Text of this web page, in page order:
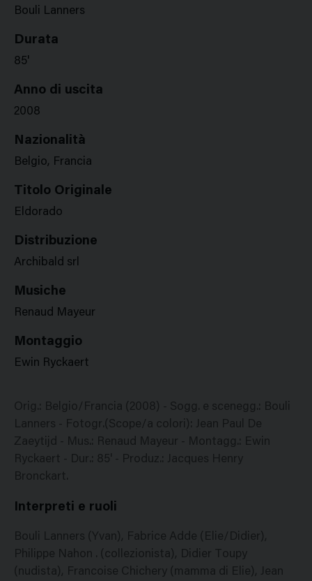
Bouli Lanners
Durata
85'
Anno di uscita
2008
Nazionalità
Belgio, Francia
Titolo Originale
Eldorado
Distribuzione
Archibald srl
Musiche
Renaud Mayeur
Montaggio
Ewin Ryckaert
Orig.: Belgio/Francia (2008) - Sogg. e scenegg.: Bouli
Lanners - Fotogr.(Scope/a colori): Jean Paul De
Zaeytijd - Mus.: Renaud Mayeur - Montagg.: Ewin
Ryckaert - Dur.: 85' - Produz.: Jacques Henry
Bronckart.
Interpreti e ruoli
Bouli Lanners (Yvan), Fabrice Adde (Elie/Didier),
Philippe Nahon . (collezionista), Didier Toupy
(nudista), Francoise Chichery (mamma di Elie), Jean